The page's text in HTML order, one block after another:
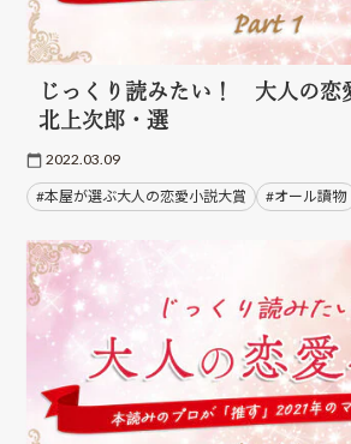
じっくり読みたい！ 大人の
北上次郎・選
2022.03.09
#本屋が選ぶ大人の恋愛小説大賞 #オール讀物